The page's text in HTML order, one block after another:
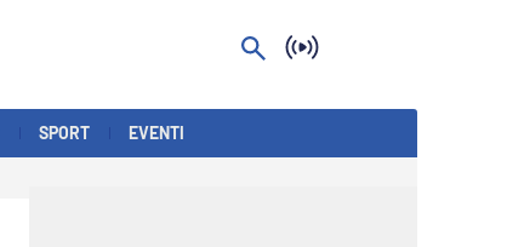
SPORT EVENTI